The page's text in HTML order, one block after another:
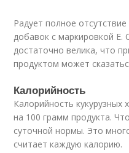
Радует полное
добавок с маркировкой Е.
достаточно велика, что
продуктом может
Калорийность
Калорийность
на 100 грамм продукта.
суточной нормы. Это
считает каждую калорию.